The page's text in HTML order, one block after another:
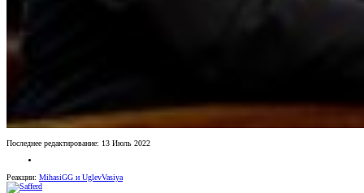
Последнее редактирование: 13 Июль 2022
Реакции: MihasiGG и UglevVasiya